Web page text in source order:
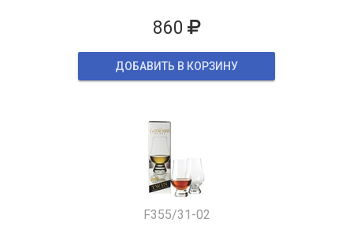
860
ДОБАВИТЬ В КОРЗИНУ
F355/31-02